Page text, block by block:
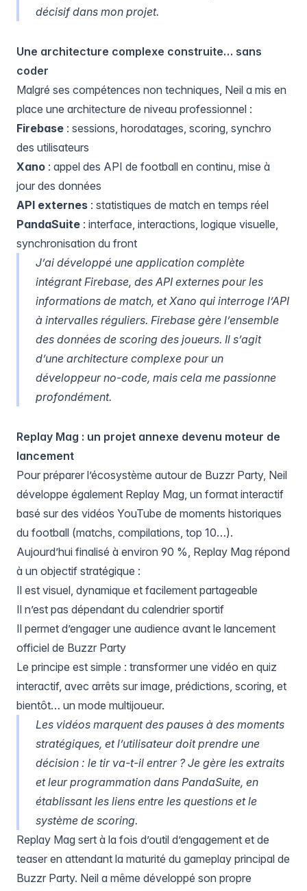
décisif dans mon projet.
Une architecture complexe construite… sans
coder
Malgré ses compétences non techniques, Neil a mis en
place une architecture de niveau professionnel :
Firebase : sessions, horodatages, scoring, synchro
des utilisateurs
Xano : appel des API de football en continu, mise à
jour des données
API externes : statistiques de match en temps réel
PandaSuite : interface, interactions, logique visuelle,
synchronisation du front
J’ai développé une application complète
intégrant Firebase, des API externes pour les
informations de match, et Xano qui interroge l’API
à intervalles réguliers. Firebase gère l’ensemble
des données de scoring des joueurs. Il s’agit
d’une architecture complexe pour un
développeur no-code, mais cela me passionne
profondément.
Replay Mag : un projet annexe devenu moteur de
lancement
Pour préparer l’écosystème autour de Buzzr Party, Neil
développe également Replay Mag, un format interactif
basé sur des vidéos YouTube de moments historiques
du football (matchs, compilations, top 10…).
Aujourd’hui finalisé à environ 90 %, Replay Mag répond
à un objectif stratégique :
Il est visuel, dynamique et facilement partageable
Il n’est pas dépendant du calendrier sportif
Il permet d’engager une audience avant le lancement
officiel de Buzzr Party
Le principe est simple : transformer une vidéo en quiz
interactif, avec arrêts sur image, prédictions, scoring, et
bientôt… un mode multijoueur.
Les vidéos marquent des pauses à des moments
stratégiques, et l’utilisateur doit prendre une
décision : le tir va-t-il entrer ? Je gère les extraits
et leur programmation dans PandaSuite, en
établissant les liens entre les questions et le
système de scoring.
Replay Mag sert à la fois d’outil d’engagement et de
teaser en attendant la maturité du gameplay principal de
Buzzr Party. Neil a même développé son propre